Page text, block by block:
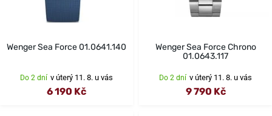
Wenger Sea Force 01.0641.140
Do 2 dní v úterý 11. 8. u vás
6 190 Kč
Wenger Sea Force Chrono
01.0643.117
Do 2 dní v úterý 11. 8. u vás
9 790 Kč